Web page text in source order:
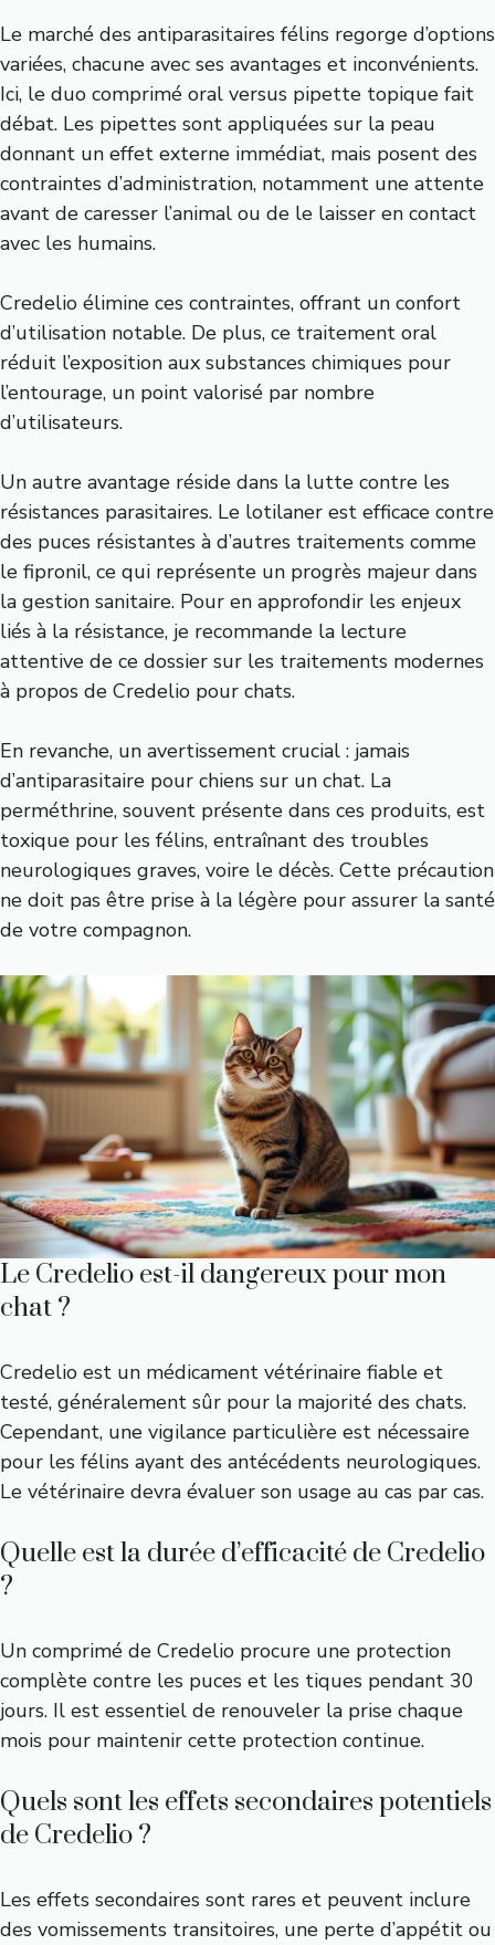
Le marché des antiparasitaires félins regorge d’options
variées, chacune avec ses avantages et inconvénients.
Ici, le duo comprimé oral versus pipette topique fait
débat. Les pipettes sont appliquées sur la peau
donnant un effet externe immédiat, mais posent des
contraintes d’administration, notamment une attente
avant de caresser l’animal ou de le laisser en contact
avec les humains.
Credelio élimine ces contraintes, offrant un confort
d’utilisation notable. De plus, ce traitement oral
réduit l’exposition aux substances chimiques pour
l’entourage, un point valorisé par nombre
d’utilisateurs.
Un autre avantage réside dans la lutte contre les
résistances parasitaires. Le lotilaner est efficace contre
des puces résistantes à d’autres traitements comme
le fipronil, ce qui représente un progrès majeur dans
la gestion sanitaire. Pour en approfondir les enjeux
liés à la résistance, je recommande la lecture
attentive de ce dossier sur les traitements modernes
à propos de Credelio pour chats.
En revanche, un avertissement crucial : jamais
d’antiparasitaire pour chiens sur un chat. La
perméthrine, souvent présente dans ces produits, est
toxique pour les félins, entraînant des troubles
neurologiques graves, voire le décès. Cette précaution
ne doit pas être prise à la légère pour assurer la santé
de votre compagnon.
Le Credelio est-il dangereux pour mon
chat ?
Credelio est un médicament vétérinaire fiable et
testé, généralement sûr pour la majorité des chats.
Cependant, une vigilance particulière est nécessaire
pour les félins ayant des antécédents neurologiques.
Le vétérinaire devra évaluer son usage au cas par cas.
Quelle est la durée d’efficacité de Credelio
?
Un comprimé de Credelio procure une protection
complète contre les puces et les tiques pendant 30
jours. Il est essentiel de renouveler la prise chaque
mois pour maintenir cette protection continue.
Quels sont les effets secondaires potentiels
de Credelio ?
Les effets secondaires sont rares et peuvent inclure
des vomissements transitoires, une perte d’appétit ou